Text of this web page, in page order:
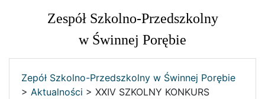
Zespół Szkolno-Przedszkolny
w Świnnej Porębie
Zepół Szkolno-Przedszkolny w Świnnej Porębie
> Aktualności > XXIV SZKOLNY KONKURS